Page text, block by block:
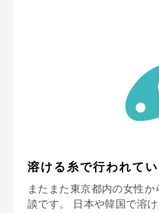
溶ける糸で行われて
またまた東京都内の女性
談です。 日本や韓国で溶